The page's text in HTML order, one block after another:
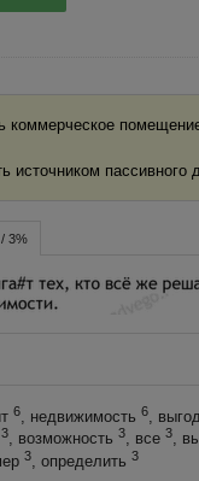
коммерческое
источником пассивного
3%
6, недвижимость 6,
3, возможность 3, все 3,
3, определить 3